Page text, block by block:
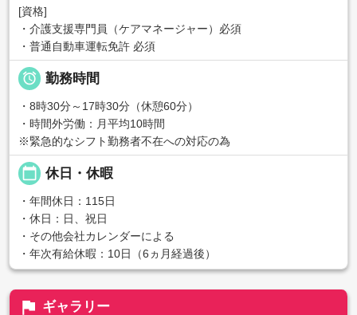
[資格]
・介護支援専門員（ケアマネージャー）必須
・普通自動車運転免許 必須
 勤務時間
・8時30分～17時30分（休憩60分）
・時間外労働：月平均10時間
※緊急的なシフト勤務者不在への対応の為
calendar_today 休日・休暇
・年間休日：115日
・休日：日、祝日
・その他会社カレンダーによる
・年次有給休暇：10日（6ヵ月経過後）
flag ギャラリー